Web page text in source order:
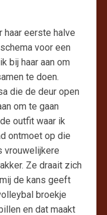
haar eerste halve
voor een
bij haar aan om
te doen.
die de deur open
om te gaan
outfit waar ik
ontmoet op die
vrouwelijkere
Ze draait zich
de kans geeft
broekje
en dat maakt